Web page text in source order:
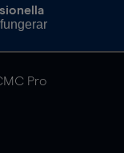
Pro